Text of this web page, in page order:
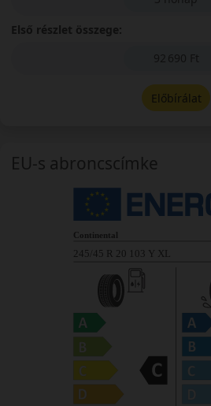
Első részlet összege:
92 690 Ft
Előbírálat
EU-s abroncscímke